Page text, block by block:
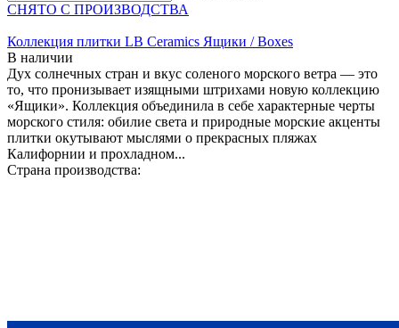
СНЯТО С ПРОИЗВОДСТВА
Коллекция плитки LB Ceramics Ящики / Boxes
В наличии
Дух солнечных стран и вкус соленого морского ветра — это
то, что пронизывает изящными штрихами новую коллекцию
«Ящики». Коллекция объединила в себе характерные черты
морского стиля: обилие света и природные морские акценты
плитки окутывают мыслями о прекрасных пляжах
Калифорнии и прохладном...
Страна производства: